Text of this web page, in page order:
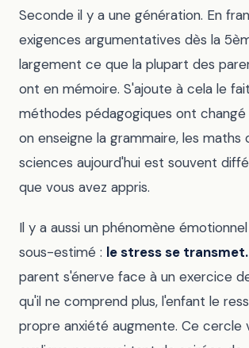
Seconde il y a une génération. En
exigences argumentatives dès la
largement ce que la plupart des
ont en mémoire. S'ajoute à cela le
méthodes pédagogiques ont
on enseigne la grammaire, les maths
sciences aujourd'hui est souvent
que vous avez appris.
Il y a aussi un phénomène
sous-estimé : le stress se transmet.
parent s'énerve face à un exercice
qu'il ne comprend plus, l'enfant le
propre anxiété augmente. Ce cercle